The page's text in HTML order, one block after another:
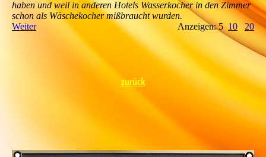
haben und weil in anderen Hotels Wasserkocher in den Zimmer
schon als Wäschekocher mißbraucht wurden.
Weiter
Anzeigen: 5 10 20
zurück